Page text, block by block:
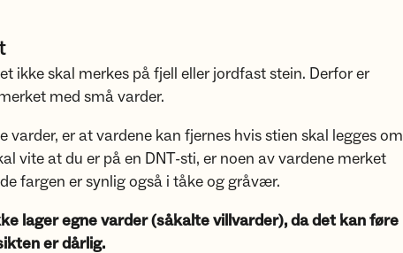
ikke skal merkes på fjell eller jordfast stein. Derfor er
med små varder.
varder, er at vardene kan fjernes hvis stien skal legges om
vite at du er på en DNT-sti, er noen av vardene merket
fargen er synlig også i tåke og gråvær.
lager egne varder (såkalte villvarder), da det kan føre
er dårlig.